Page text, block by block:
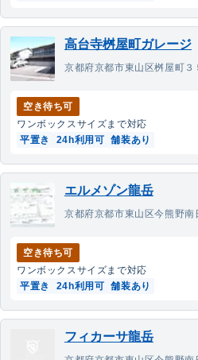
高台寺桝屋町ガレージ
京都府京都市東山区桝屋町３
空き待ち可
ワンボックスサイズまで対応
平置き
24h利用可 舗装あり
エルメゾン龍岳
京都府京都市東山区今熊野
空き待ち可
ワンボックスサイズまで対応
平置き
24h利用可 舗装あり
フィカーサ龍岳